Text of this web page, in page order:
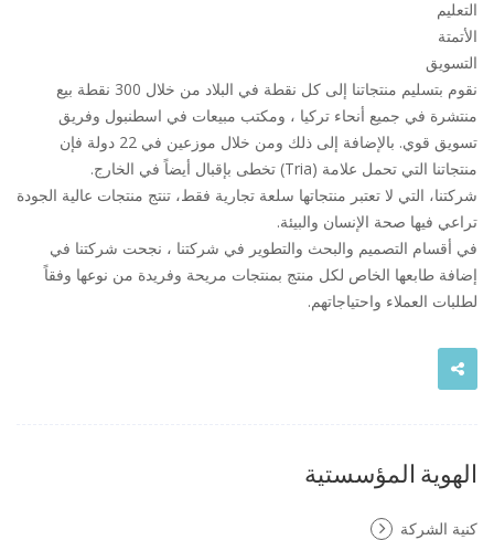
التعليم
الأتمتة
التسويق
نقوم بتسليم منتجاتنا إلى كل نقطة في البلاد من خلال 300 نقطة بيع
منتشرة في جميع أنحاء تركيا ، ومكتب مبيعات في اسطنبول وفريق
تسويق قوي. بالإضافة إلى ذلك ومن خلال موزعين في 22 دولة فإن
منتجاتنا التي تحمل علامة (Tria) تخطى بإقبال أيضاً في الخارج.
شركتنا، التي لا تعتبر منتجاتها سلعة تجارية فقط، تنتج منتجات عالية الجودة
تراعي فيها صحة الإنسان والبيئة.
في أقسام التصميم والبحث والتطوير في شركتنا ، نجحت شركتنا في
إضافة طابعها الخاص لكل منتج بمنتجات مريحة وفريدة من نوعها وفقاً
لطلبات العملاء واحتياجاتهم.
الهوية المؤسستية
كنية الشركة